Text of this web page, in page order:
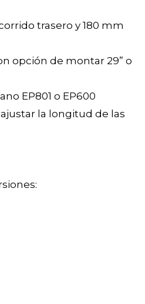
trasero y 180 mm
opción de montar 29” o
EP801 o EP600
la longitud de las